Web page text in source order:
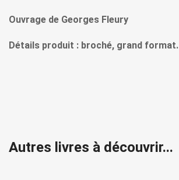
Ouvrage de Georges Fleury
Détails produit : broché, grand format.
Autres livres à découvrir...